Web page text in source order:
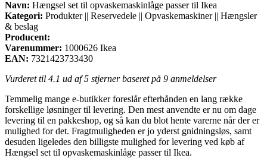
Navn: Hængsel set til opvaskemaskinlåge passer til Ikea
Kategori: Produkter || Reservedele || Opvaskemaskiner || Hængsler
& beslag
Producent:
Varenummer: 1000626 Ikea
EAN: 7321423733430
Vurderet til 4.1 ud af 5 stjerner baseret på 9 anmeldelser
Temmelig mange e-butikker foreslår efterhånden en lang række
forskellige løsninger til levering. Den mest anvendte er nu om dage
levering til en pakkeshop, og så kan du blot hente varerne når der er
mulighed for det. Fragtmuligheden er jo yderst gnidningsløs, samt
desuden ligeledes den billigste mulighed for levering ved køb af
Hængsel set til opvaskemaskinlåge passer til Ikea.